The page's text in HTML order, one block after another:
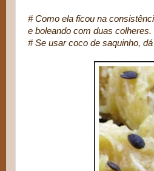
# Como ela ficou na
e boleando com duas colheres.
# Se usar coco de saquinho,